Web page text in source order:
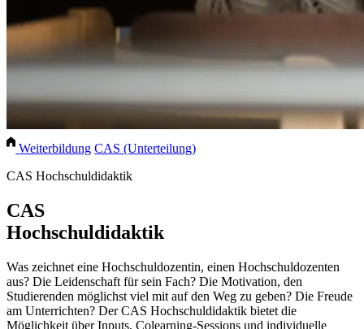
Weiterbildung CAS (Unterteilung)
CAS Hochschuldidaktik
CAS
Hochschuldidaktik
Was zeichnet eine Hochschuldozentin, einen Hochschuldozenten
aus? Die Leidenschaft für sein Fach? Die Motivation, den
Studierenden möglichst viel mit auf den Weg zu geben? Die Freude
am Unterrichten? Der CAS Hochschuldidaktik bietet die
Möglichkeit über Inputs, Colearning-Sessions und individuelle